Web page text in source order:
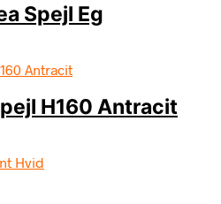
Spejl Eg
H160 Antracit